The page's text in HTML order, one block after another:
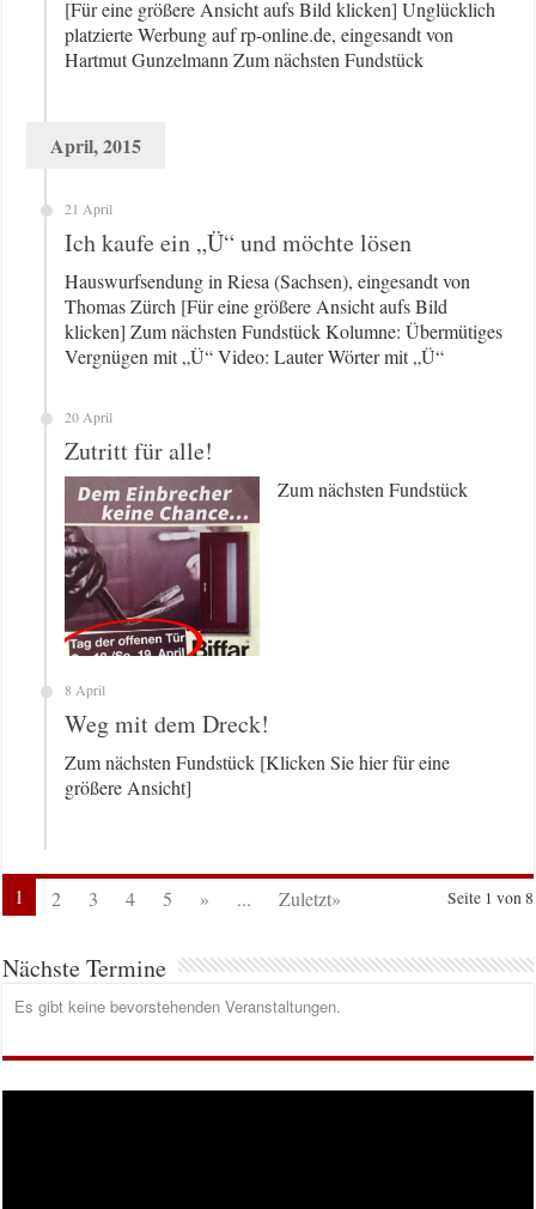
[Für eine größere Ansicht aufs Bild klicken] Unglücklich
platzierte Werbung auf rp-online.de, eingesandt von
Hartmut Gunzelmann Zum nächsten Fundstück
April, 2015
21 April
Ich kaufe ein „Ü“ und möchte lösen
Hauswurfsendung in Riesa (Sachsen), eingesandt von
Thomas Zürch [Für eine größere Ansicht aufs Bild
klicken] Zum nächsten Fundstück Kolumne: Übermütiges
Vergnügen mit „Ü“ Video: Lauter Wörter mit „Ü“
20 April
Zutritt für alle!
Zum nächsten Fundstück
8 April
Weg mit dem Dreck!
Zum nächsten Fundstück [Klicken Sie hier für eine
größere Ansicht]
Seite 1 von 8
1 2 3 4 5 » ... Zuletzt»
Nächste Termine
Es gibt keine bevorstehenden Veranstaltungen.